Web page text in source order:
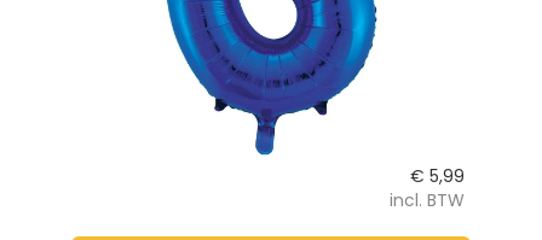
€ 5,99
incl. BTW